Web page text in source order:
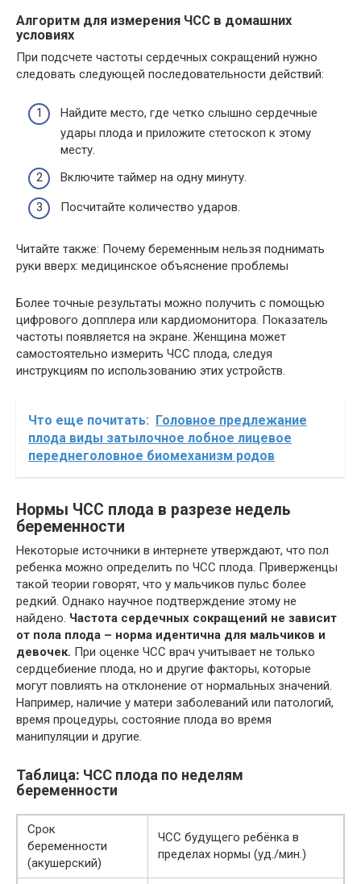
Алгоритм для измерения ЧСС в домашних
условиях
При подсчете частоты сердечных сокращений нужно
следовать следующей последовательности действий:
Найдите место, где четко слышно сердечные
удары плода и приложите стетоскоп к этому
месту.
Включите таймер на одну минуту.
Посчитайте количество ударов.
Читайте также: Почему беременным нельзя поднимать
руки вверх: медицинское объяснение проблемы
Более точные результаты можно получить с помощью
цифрового допплера или кардиомонитора. Показатель
частоты появляется на экране. Женщина может
самостоятельно измерить ЧСС плода, следуя
инструкциям по использованию этих устройств.
Что еще почитать:
Головное предлежание
плода виды затылочное лобное лицевое
переднеголовное биомеханизм родов
Нормы ЧСС плода в разрезе недель
беременности
Некоторые источники в интернете утверждают, что пол
ребенка можно определить по ЧСС плода. Приверженцы
такой теории говорят, что у мальчиков пульс более
редкий. Однако научное подтверждение этому не
найдено. Частота сердечных сокращений не зависит
от пола плода – норма идентична для мальчиков и
девочек. При оценке ЧСС врач учитывает не только
сердцебиение плода, но и другие факторы, которые
могут повлиять на отклонение от нормальных значений.
Например, наличие у матери заболеваний или патологий,
время процедуры, состояние плода во время
манипуляции и другие.
Таблица: ЧСС плода по неделям
беременности
Срок
беременности
(акушерский)
ЧСС будущего ребёнка в
пределах нормы (уд./мин.)